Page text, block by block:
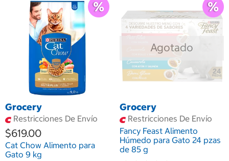
Grocery
Restricciones De Envío
$619.00
Cat Chow Alimento para
Gato 9 kg
Agotado
Grocery
Restricciones De Envío
Fancy Feast Alimento
Húmedo para Gato 24 pzas
de 85 g